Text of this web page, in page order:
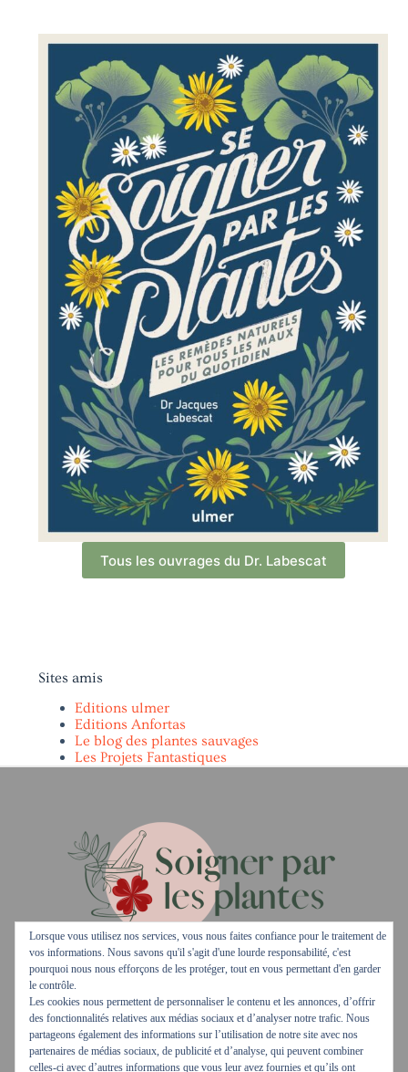
Tous les ouvrages du Dr. Labescat
Sites amis
Editions ulmer
Editions Anfortas
Le blog des plantes sauvages
Les Projets Fantastiques
Biographie
Bibliographie
Actualités
Les maladies à soigner
avec des plantes
Lorsque vous utilisez nos services, vous nous faites confiance pour le traitement de
vos informations. Nous savons qu'il s'agit d'une lourde responsabilité, c'est
pourquoi nous nous efforçons de les protéger, tout en vous permettant d'en garder
le contrôle.
Les cookies nous permettent de personnaliser le contenu et les annonces, d’offrir
des fonctionnalités relatives aux médias sociaux et d’analyser notre trafic. Nous
partageons également des informations sur l’utilisation de notre site avec nos
partenaires de médias sociaux, de publicité et d’analyse, qui peuvent combiner
celles-ci avec d’autres informations que vous leur avez fournies et qu’ils ont